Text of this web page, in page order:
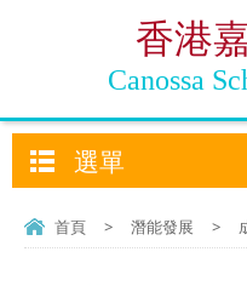
香港
Canossa
選單
首頁 > 潛能發展 >